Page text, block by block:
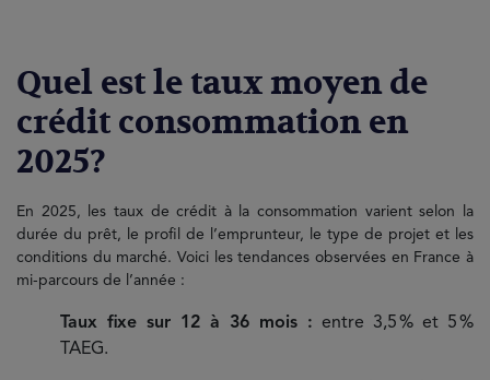
Quel est le taux moyen de
crédit consommation en
2025?
En 2025, les taux de crédit à la consommation varient selon la
durée du prêt, le profil de l’emprunteur, le type de projet et les
conditions du marché. Voici les tendances observées en France à
mi-parcours de l’année :
Taux fixe sur 12 à 36 mois : entre 3,5 % et 5 %
TAEG.